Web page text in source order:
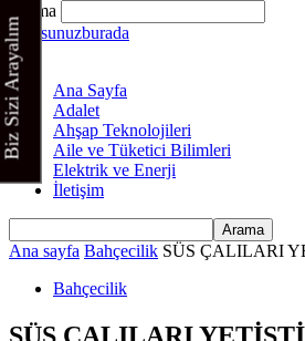
Arama
Kursunuzburada
Ana Sayfa
Adalet
Ahşap Teknolojileri
Aile ve Tüketici Bilimleri
Elektrik ve Enerji
İletişim
Ana sayfa Bahçecilik SÜS ÇALILARI
Bahçecilik
Biz Sizi Arayalım